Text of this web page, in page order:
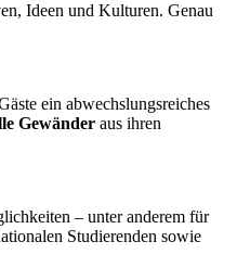
Ideen und Kulturen. Genau
ein abwechslungsreiches
Gewänder aus ihren
– unter anderem für
Studierenden sowie